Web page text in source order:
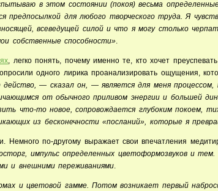
в этом состоянии (покоя) весьма
предпосылкой для любого творческого труда. Я
всеведущей силой и что я могу столько
собственные способности».
, легко понять, почему именно те, кто хочет
одного лирика проанализировать ощущения,
действо, — сказал он, — является для меня процессом,
от обычного приливом энергии и большей
что-то новое, сопровождается глубоким покоем,
из бесконечности «посланий», которые я
Немного по-другому выражает свои впечатления
импульс определенных цветоформозвуков и
и внешними переживаниями.
и цветовой гамме. Потом возникает первый